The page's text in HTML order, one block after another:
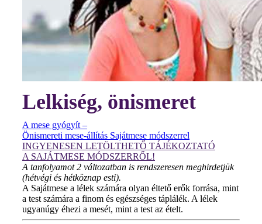
Lelkiség, önismeret
A mese gyógyít –
Önismereti mese-állítás Sajátmese módszerrel
INGYENESEN LETÖLTHETŐ TÁJÉKOZTATÓ
A SAJÁTMESE MÓDSZERRŐL!
A tanfolyamot 2 változatban is rendszeresen meghirdetjük
(hétvégi és hétköznap esti).
A Sajátmese a lélek számára olyan éltető erők forrása, mint
a test számára a finom és egészséges táplálék. A lélek
ugyanúgy éhezi a mesét, mint a test az ételt.